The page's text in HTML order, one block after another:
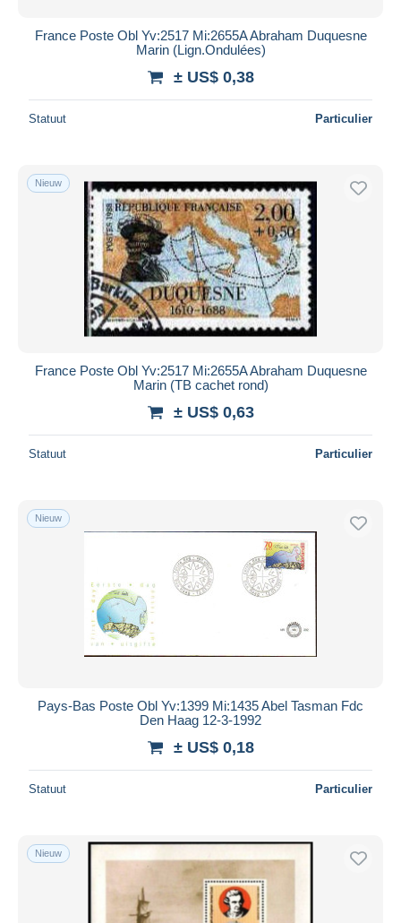
France Poste Obl Yv:2517 Mi:2655A Abraham Duquesne
Marin (Lign.Ondulées)
± US$ 0,38
Statuut Particulier
Nieuw
France Poste Obl Yv:2517 Mi:2655A Abraham Duquesne
Marin (TB cachet rond)
± US$ 0,63
Statuut Particulier
Nieuw
Pays-Bas Poste Obl Yv:1399 Mi:1435 Abel Tasman Fdc
Den Haag 12-3-1992
± US$ 0,18
Statuut Particulier
Nieuw